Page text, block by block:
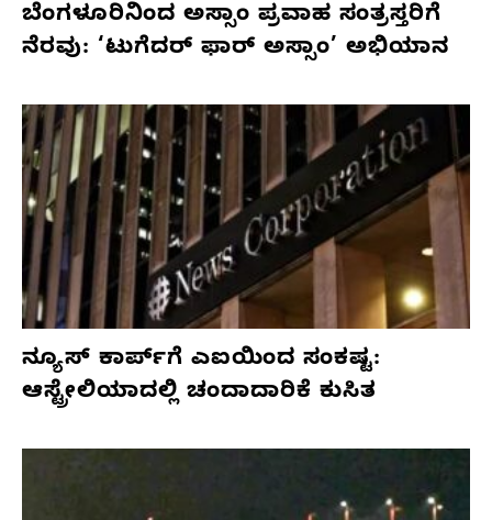
ಬೆಂಗಳೂರಿನಿಂದ ಅಸ್ಸಾಂ ಪ್ರವಾಹ ಸಂತ್ರಸ್ತರಿಗೆ
ನೆರವು: ‘ಟುಗೆದರ್ ಫಾರ್ ಅಸ್ಸಾಂ’ ಅಭಿಯಾನ
ನ್ಯೂಸ್ ಕಾರ್ಪ್‌ಗೆ ಎಐಯಿಂದ ಸಂಕಷ್ಟ:
ಆಸ್ಟ್ರೇಲಿಯಾದಲ್ಲಿ ಚಂದಾದಾರಿಕೆ ಕುಸಿತ